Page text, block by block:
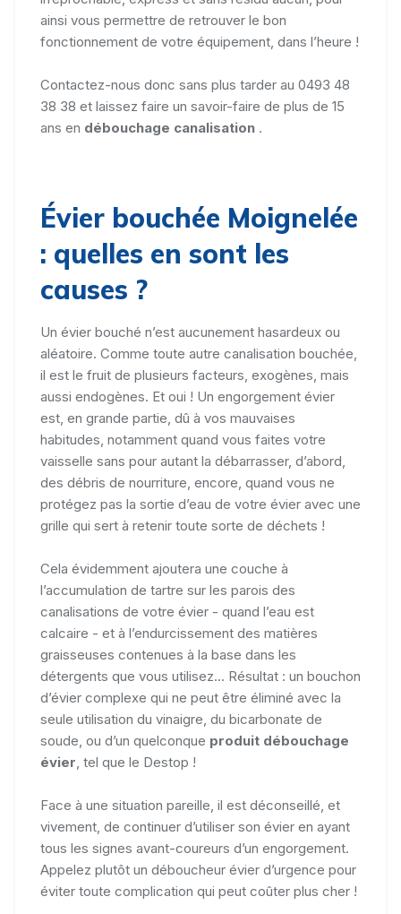
ainsi vous permettre de retrouver le bon
fonctionnement de votre équipement, dans l’heure !
Contactez-nous donc sans plus tarder au 0493 48
38 38 et laissez faire un savoir-faire de plus de 15
ans en débouchage canalisation .
Évier bouchée Moignelée
: quelles en sont les
causes ?
Un évier bouché n’est aucunement hasardeux ou
aléatoire. Comme toute autre canalisation bouchée,
il est le fruit de plusieurs facteurs, exogènes, mais
aussi endogènes. Et oui ! Un engorgement évier
est, en grande partie, dû à vos mauvaises
habitudes, notamment quand vous faites votre
vaisselle sans pour autant la débarrasser, d’abord,
des débris de nourriture, encore, quand vous ne
protégez pas la sortie d’eau de votre évier avec une
grille qui sert à retenir toute sorte de déchets !
Cela évidemment ajoutera une couche à
l’accumulation de tartre sur les parois des
canalisations de votre évier - quand l’eau est
calcaire - et à l’endurcissement des matières
graisseuses contenues à la base dans les
détergents que vous utilisez... Résultat : un bouchon
d’évier complexe qui ne peut être éliminé avec la
seule utilisation du vinaigre, du bicarbonate de
soude, ou d’un quelconque produit débouchage
évier , tel que le Destop !
Face à une situation pareille, il est déconseillé, et
vivement, de continuer d’utiliser son évier en ayant
tous les signes avant-coureurs d’un engorgement.
Appelez plutôt un déboucheur évier d’urgence pour
éviter toute complication qui peut coûter plus cher !